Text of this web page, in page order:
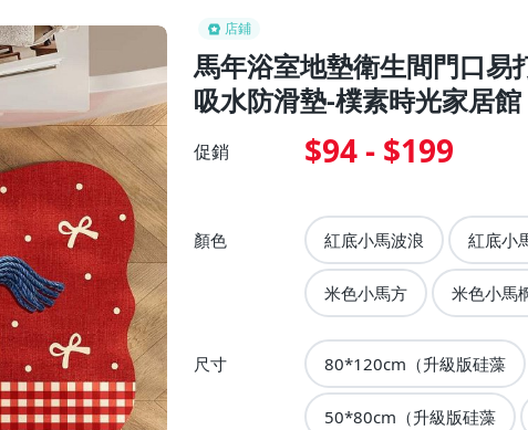
店鋪
馬年浴室地墊衛生間門口易
吸水防滑墊-樸素時光家居館
促銷 $94 - $199
顏色 紅底小馬波浪 紅底小
米色小馬方 米色小馬
尺寸 80*120cm（升級版硅藻
50*80cm（升級版硅藻